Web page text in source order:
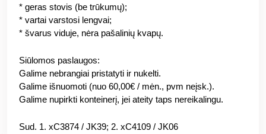
* geras stovis (be trūkumų);
* vartai varstosi lengvai;
* švarus viduje, nėra pašalinių kvapų.
Siūlomos paslaugos:
Galime nebrangiai pristatyti ir nukelti.
Galime išnuomoti (nuo 60,00€ / mėn., pvm neįsk.).
Galime nupirkti konteinerį, jei ateity taps nereikalingu.
Sud. 1. xC3874 / JK39; 2. хC4109 / JK06